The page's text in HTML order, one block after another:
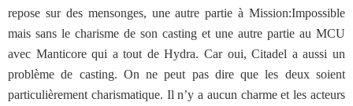
repose sur des mensonges, une autre partie à Mission:Impossible
mais sans le charisme de son casting et une autre partie au MCU
avec Manticore qui a tout de Hydra. Car oui, Citadel a aussi un
problème de casting. On ne peut pas dire que les deux soient
particulièrement charismatique. Il n’y a aucun charme et les acteurs